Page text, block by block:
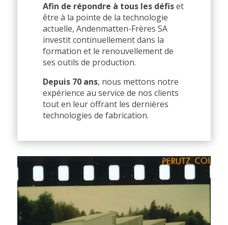
Afin de répondre à tous les défiset
être à la pointe de la technologie
actuelle, Andenmatten-Frères SA
investit continuellement dans la
formation et le renouvellement de
ses outils de production.
Depuis 70 ans, nous mettons notre
expérience au service de nos clients
tout en leur offrant les dernières
technologies de fabrication.